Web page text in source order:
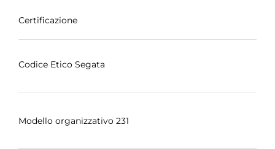
Certificazione
Codice Etico Segata
Modello organizzativo 231